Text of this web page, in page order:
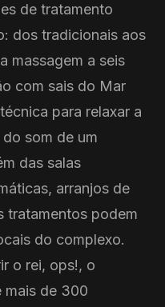
de tratamento
dos tradicionais aos
massagem a seis
com sais do Mar
para relaxar a
som de um
das salas
arranjos de
tratamentos podem
do complexo.
o rei, ops!, o
mais de 300